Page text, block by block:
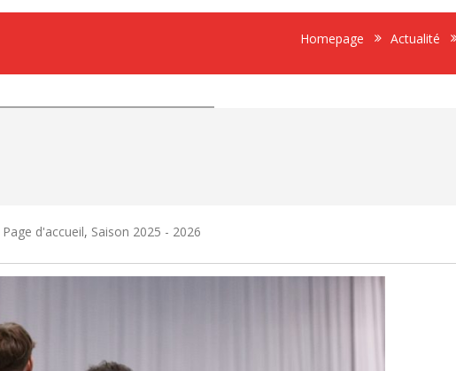
Homepage Actualité
Page d'accueil, Saison 2025 - 2026